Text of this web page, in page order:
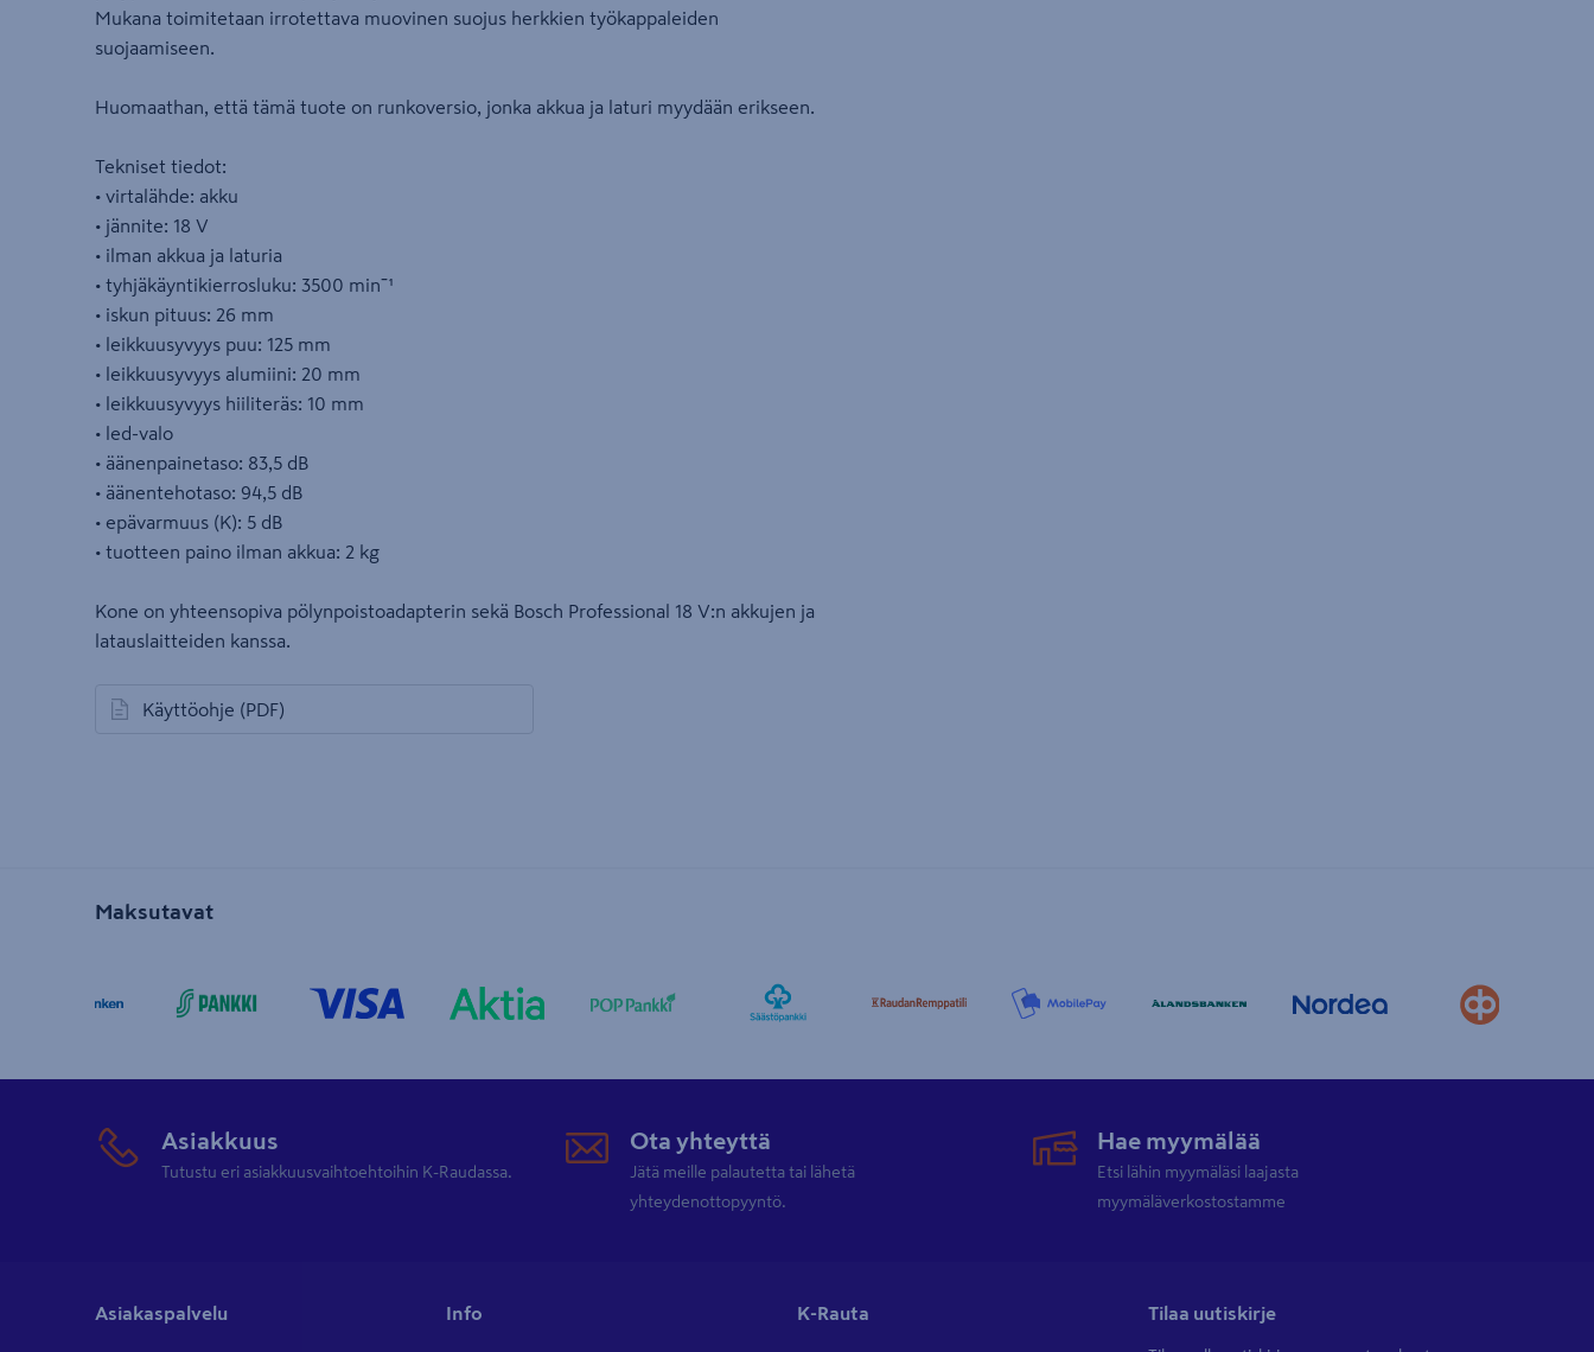
Mukana toimitetaan irrotettava muovinen suojus herkkien työkappaleiden
suojaamiseen.
Huomaathan, että tämä tuote on runkoversio, jonka akkua ja laturi myydään erikseen.
Tekniset tiedot:
• virtalähde: akku
• jännite: 18 V
• ilman akkua ja laturia
• tyhjäkäyntikierrosluku: 3500 minˉ¹
• iskun pituus: 26 mm
• leikkuusyvyys puu: 125 mm
• leikkuusyvyys alumiini: 20 mm
• leikkuusyvyys hiiliteräs: 10 mm
• led-valo
• äänenpainetaso: 83,5 dB
• äänentehotaso: 94,5 dB
• epävarmuus (K): 5 dB
• tuotteen paino ilman akkua: 2 kg
Kone on yhteensopiva pölynpoistoadapterin sekä Bosch Professional 18 V:n akkujen ja
latauslaitteiden kanssa.
Käyttöohje (PDF)
avautuu uuteen välilehteen
Maksutavat
Asiakkuus
Tutustu eri asiakkuusvaihtoehtoihin K-Raudassa.
Ota yhteyttä
Jätä meille palautetta tai lähetä
yhteydenottopyyntö.
Hae myymälää
Etsi lähin myymäläsi laajasta
myymäläverkostostamme
Asiakaspalvelu Info K-Rauta Tilaa uutiskirje